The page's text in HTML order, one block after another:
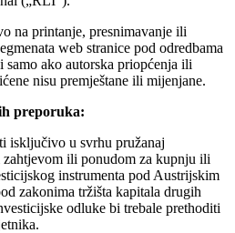
na printanje, presnimavanje ili
web stranice pod odredbama
ako autorska priopćenja ili
nisu premještane ili mijenjane.
preporuka:
isključivo u svrhu pružanaj
zahtjevom ili ponudom za kupnju ili
instrumenta pod Austrijskim
zakonima tržišta kapitala drugih
odluke bi trebale prethoditi